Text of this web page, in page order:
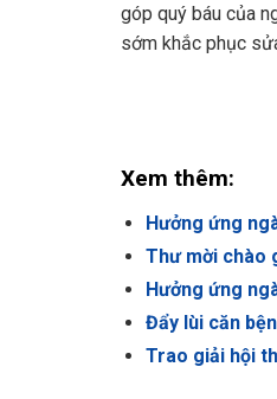
góp quý báu của
sớm khắc phục
Xem thêm:
Hưởng ứng
Thư mời chào
Hưởng ứng
Đẩy lùi căn
Trao giải hội